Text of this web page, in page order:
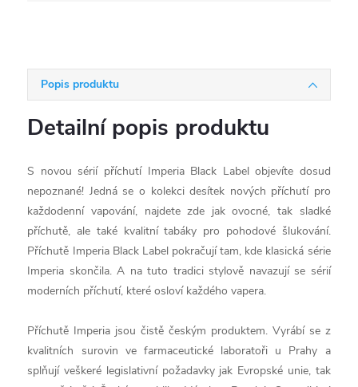
Popis produktu
Detailní popis produktu
S novou sérií příchutí Imperia Black Label objevíte dosud
nepoznané! Jedná se o kolekci desítek nových příchutí pro
každodenní vapování, najdete zde jak ovocné, tak sladké
příchutě, ale také kvalitní tabáky pro pohodové šlukování.
Příchutě Imperia Black Label pokračují tam, kde klasická série
Imperia skončila. A na tuto tradici stylově navazují se sérií
moderních příchutí, které osloví každého vapera.
Příchutě Imperia jsou čistě českým produktem. Vyrábí se z
kvalitních surovin ve farmaceutické laboratoři u Prahy a
splňují veškeré legislativní požadavky jak Evropské unie, tak